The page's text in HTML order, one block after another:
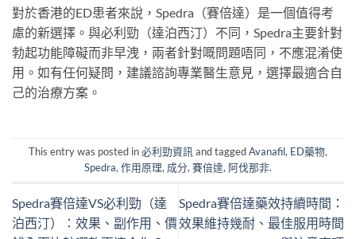
對於香港的ED患者來說，Spedra（賽倍達）是一個值得考
慮的新選擇。與必利勁（達泊西汀）不同，Spedra主要針對
勃起功能障礙而非早洩，兩者針對嘅問題唔同，不應混淆使
用。如有任何疑問，建議諮詢專業醫生意見，選擇最適合自
己的治療方案。
This entry was posted in必利勁資訊and taggedAvanafil, ED藥物,
Spedra,作用原理, 成分,賽倍達, 阿伐那非.
Spedra賽倍達VS必利勁（達
泊西汀）：效果、副作用、價
Spedra賽倍達藥效持續時間：
效果維持幾耐、最佳服用時間